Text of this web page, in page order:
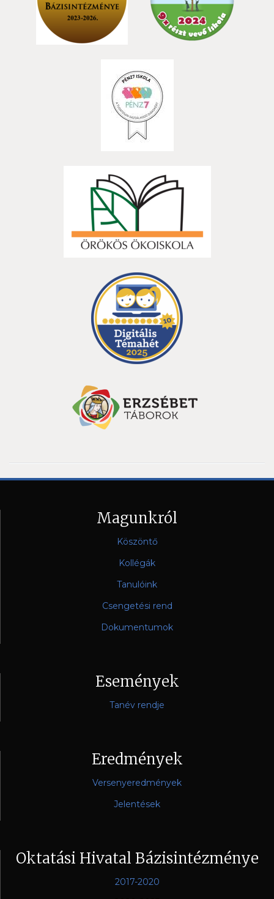
Magunkról
Köszöntő
Kollégák
Tanulóink
Csengetési rend
Dokumentumok
Események
Tanév rendje
Eredmények
Versenyeredmények
Jelentések
Oktatási Hivatal Bázisintézménye
2017-2020